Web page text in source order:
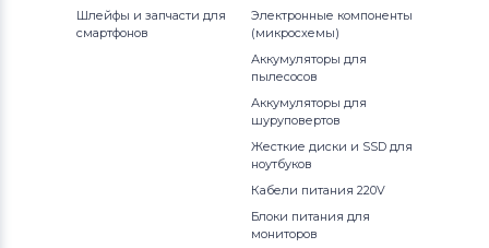
Шлейфы и запчасти для
смартфонов
Электронные компоненты
(микросхемы)
Аккумуляторы для
пылесосов
Аккумуляторы для
шуруповертов
Жесткие диски и SSD для
ноутбуков
Кабели питания 220V
Блоки питания для
мониторов